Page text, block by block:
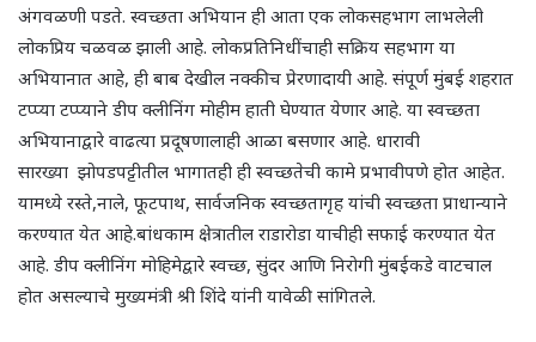
अंगवळणी पडते. स्वच्छता अभियान ही आता एक लोकसहभाग लाभलेली
लोकप्रिय चळवळ झाली आहे. लोकप्रतिनिधींचाही सक्रिय सहभाग या
अभियानात आहे, ही बाब देखील नक्कीच प्रेरणादायी आहे. संपूर्ण मुंबई शहरात
टप्प्या टप्प्याने डीप क्लीनिंग मोहीम हाती घेण्यात येणार आहे. या स्वच्छता
अभियानाद्वारे वाढत्या प्रदूषणालाही आळा बसणार आहे. धारावी
सारख्या झोपडपट्टीतील भागातही ही स्वच्छतेची कामे प्रभावीपणे होत आहेत.
यामध्ये रस्ते,नाले, फूटपाथ, सार्वजनिक स्वच्छतागृह यांची स्वच्छता प्राधान्याने
करण्यात येत आहे.बांधकाम क्षेत्रातील राडारोडा याचीही सफाई करण्यात येत
आहे. डीप क्लीनिंग मोहिमेद्वारे स्वच्छ, सुंदर आणि निरोगी मुंबईकडे वाटचाल
होत असल्याचे मुख्यमंत्री श्री शिंदे यांनी यावेळी सांगितले.